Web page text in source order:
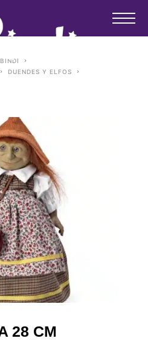
BINDI
DUENDES Y ELFOS
28 CM